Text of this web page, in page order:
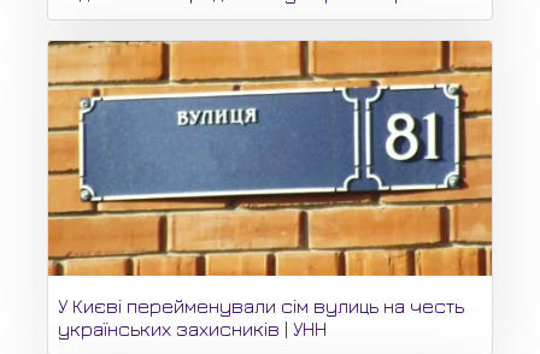
У Києві перейменували сім вулиць на честь
українських захисників | УНН